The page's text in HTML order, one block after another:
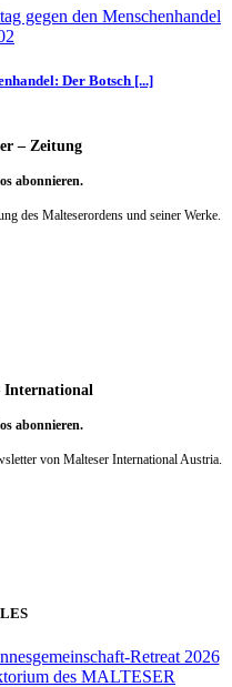
Der Botsch [...]
– Zeitung
abonnieren.
des Malteserordens und seiner Werke.
International
abonnieren.
von Malteser International Austria.
Retreat 2026
des MALTESER